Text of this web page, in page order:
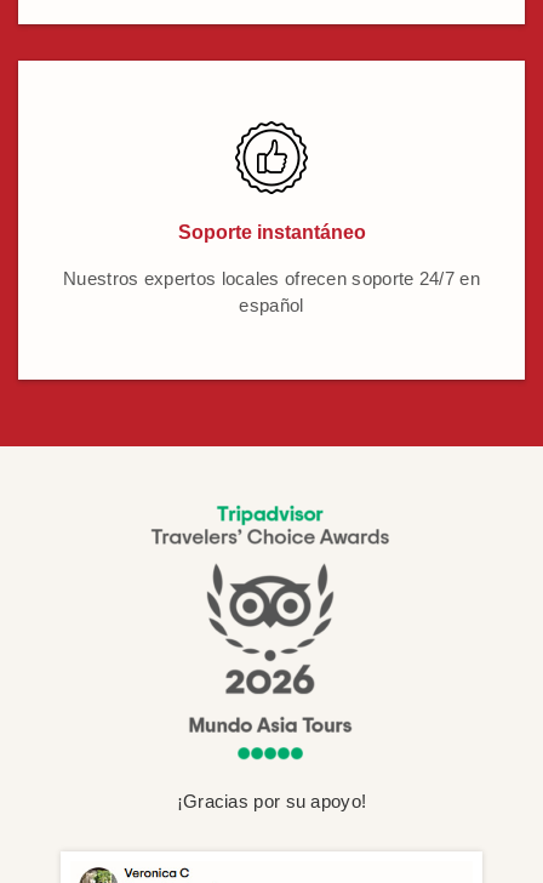
Soporte instantáneo
Nuestros expertos locales ofrecen soporte 24/7 en
español
¡Gracias por su apoyo!